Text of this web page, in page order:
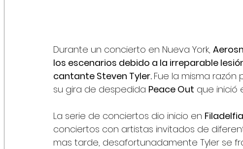
Durante un concierto en Nueva York,
los escenarios debido a la irreparable
cantante Steven Tyler. Fue la misma
su gira de despedida Peace Out que inició
La serie de conciertos dio inicio en
conciertos con artistas invitados de
mas tarde, desafortunadamente Tyler se